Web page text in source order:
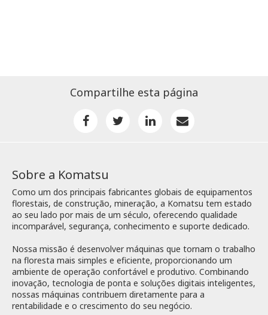
Compartilhe esta página
Sobre a Komatsu
Como um dos principais fabricantes globais de equipamentos
florestais, de construção, mineração, a Komatsu tem estado
ao seu lado por mais de um século, oferecendo qualidade
incomparável, segurança, conhecimento e suporte dedicado.
Nossa missão é desenvolver máquinas que tornam o trabalho
na floresta mais simples e eficiente, proporcionando um
ambiente de operação confortável e produtivo. Combinando
inovação, tecnologia de ponta e soluções digitais inteligentes,
nossas máquinas contribuem diretamente para a
rentabilidade e o crescimento do seu negócio.